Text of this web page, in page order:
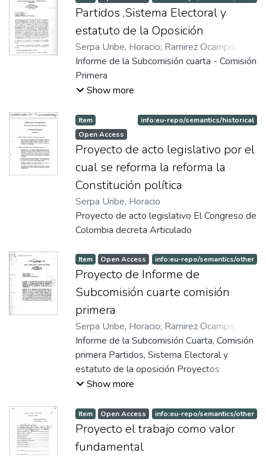
Participación Gaceta N| 81 Mecanismos de
Participación Constancia del Constituyente
Guillermo Plazas Alcid - Respecto de la
circunscripción Nacional exclusiva para
proveer el Senado de la República
Partidos ,Sistema Electoral y
estatuto de la Oposición
Serpa Uribe, Horacio; Ramirez Ocampo,
Augusto;Patiño, Otty
Informe de la Subcomisión cuarta - Comisión
Primera
Show more
Item
Open Access
info:eu-repo/semantics/historical
Proyecto de acto legislativo por el
cual se reforma la reforma la
Constitución política
Serpa Uribe, Horacio
Proyecto de acto legislativo El Congreso de
Colombia decreta Articulado
Item Open Access info:eu-repo/semantics/other
Proyecto de Informe de
Subcomisión cuarte comisión
primera
Serpa Uribe, Horacio; Ramirez Ocampo,
Augusto;Patiño, Otty
Informe de la Subcomisión Cuarta, Comisión
primera Partidos, Sistema Electoral y
estatuto de la oposición Proyectos
analizados Carta a Presidente y miembros
del trabajo de la Subcomisión tercera
Show more
Item Open Access info:eu-repo/semantics/other
Proyecto el trabajo como valor
fundamental